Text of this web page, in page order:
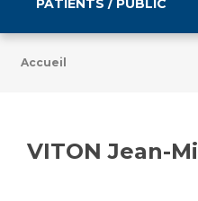
PATIENTS / PUBLIC
Tarifs
Emploi / formation
Accueil
VITON Jean-